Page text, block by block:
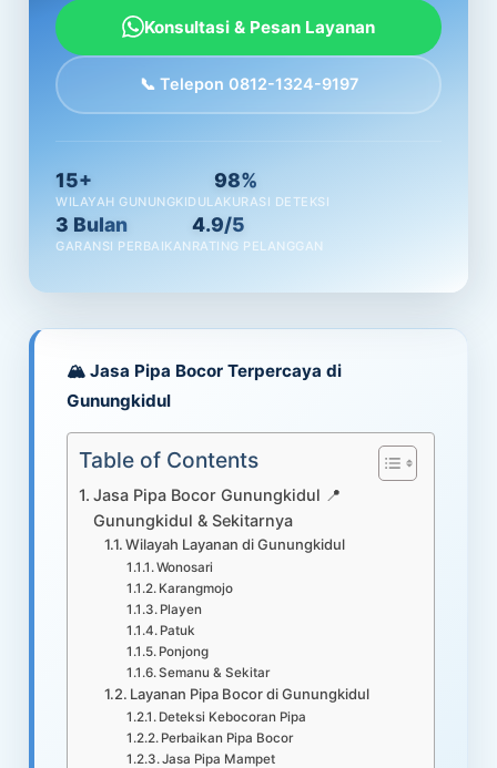
Konsultasi & Pesan Layanan
📞 Telepon 0812-1324-9197
15+
WILAYAH GUNUNGKIDUL
98%
AKURASI DETEKSI
3 Bulan
GARANSI PERBAIKAN
4.9/5
RATING PELANGGAN
🏔️ Jasa Pipa Bocor Terpercaya di
Gunungkidul
Table of Contents
Jasa Pipa Bocor Gunungkidul 📍
Gunungkidul & Sekitarnya
Wilayah Layanan di Gunungkidul
Wonosari
Karangmojo
Playen
Patuk
Ponjong
Semanu & Sekitar
Layanan Pipa Bocor di Gunungkidul
Deteksi Kebocoran Pipa
Perbaikan Pipa Bocor
Jasa Pipa Mampet